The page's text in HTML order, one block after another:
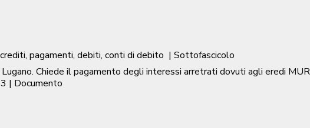
pagamenti, debiti, conti di debito | Sottofascicolo
Chiede il pagamento degli interessi arretrati dovuti agli eredi
| Documento